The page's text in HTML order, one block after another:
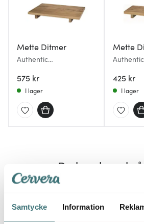
Samtycke Information
Mette Ditmer
Authentic
cm ek
575 kr
I lager
Mette
Authentic
cm ek
425 kr
I lager
Du kanske också